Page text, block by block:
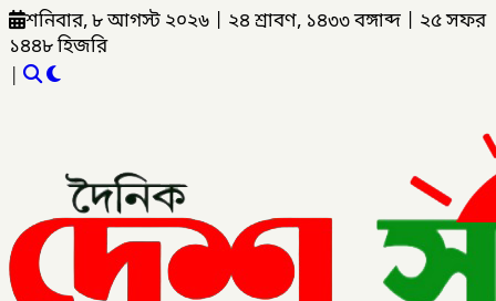
শনিবার, ৮ আগস্ট ২০২৬ ২৪ শ্রাবণ, ১৪৩৩ বঙ্গাব্দ
২৫ সফর
১৪৪৮ হিজরি
|